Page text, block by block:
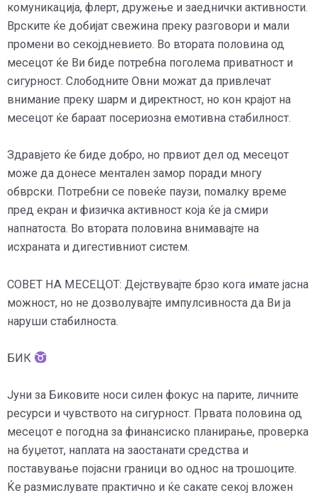
комуникација, флерт, дружење и заеднички активности.
Врските ќе добијат свежина преку разговори и мали
промени во секојдневието. Во втората половина од
месецот ќе Ви биде потребна поголема приватност и
сигурност. Слободните Овни можат да привлечат
внимание преку шарм и директност, но кон крајот на
месецот ќе бараат посериозна емотивна стабилност.
Здравјето ќе биде добро, но првиот дел од месецот
може да донесе ментален замор поради многу
обврски. Потребни се повеќе паузи, помалку време
пред екран и физичка активност која ќе ја смири
напнатоста. Во втората половина внимавајте на
исхраната и дигестивниот систем.
СОВЕТ НА МЕСЕЦОТ: Дејствувајте брзо кога имате јасна
можност, но не дозволувајте импулсивноста да Ви ја
наруши стабилноста.
БИК
Јуни за Биковите носи силен фокус на парите, личните
ресурси и чувството на сигурност. Првата половина од
месецот е погодна за финансиско планирање, проверка
на буџетот, наплата на заостанати средства и
поставување појасни граници во однос на трошоците.
Ќе размислувате практично и ќе сакате секој вложен